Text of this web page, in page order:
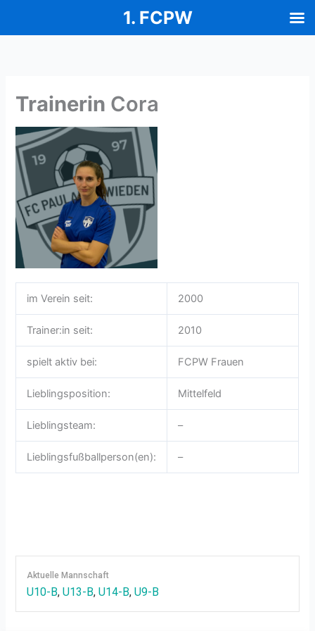
Trainerin Cora
im Verein seit: 2000
Trainer:in seit: 2010
spielt aktiv bei: FCPW Frauen
Lieblingsposition: Mittelfeld
Lieblingsteam: –
Lieblingsfußballperson(en): –
Aktuelle Mannschaft
U10-B,U13-B,U14-B,U9-B
1. FCPW